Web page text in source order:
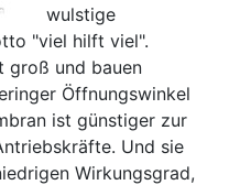
wulstige
"viel hilft viel".
groß und bauen
Öffnungswinkel
ist günstiger zur
Und sie
Wirkungsgrad,